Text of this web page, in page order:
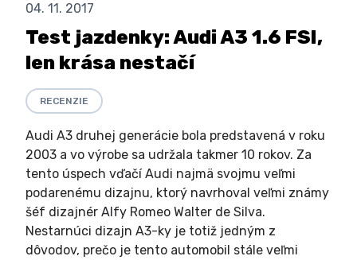
04. 11. 2017
Test jazdenky: Audi A3 1.6 FSI,
len krása nestačí
RECENZIE
Audi A3 druhej generácie bola predstavená v roku
2003 a vo výrobe sa udržala takmer 10 rokov. Za
tento úspech vďačí Audi najmä svojmu veľmi
podarenému dizajnu, ktorý navrhoval veľmi známy
šéf dizajnér Alfy Romeo Walter de Silva.
Nestarnúci dizajn A3-ky je totiž jedným z
dôvodov, prečo je tento automobil stále veľmi